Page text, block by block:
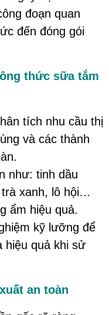
đoạn quan
đến đóng gói
thức sữa tắm
tích nhu cầu thị
và các thành
như: tinh dầu
xanh, lô hội…
ẩm hiệu quả.
kỹ lưỡng để
hiệu quả khi sử
an toàn